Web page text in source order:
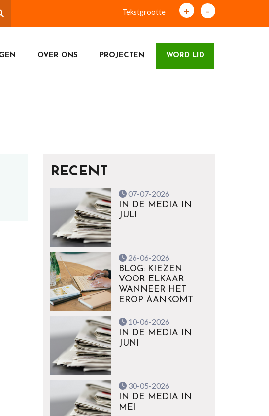
Tekstgrootte + -
OVER ONS PROJECTEN WORD LID
RECENT
07-07-2026
IN DE MEDIA IN
JULI
26-06-2026
BLOG: KIEZEN
VOOR ELKAAR
WANNEER HET
EROP AANKOMT
10-06-2026
IN DE MEDIA IN
JUNI
30-05-2026
IN DE MEDIA IN
MEI